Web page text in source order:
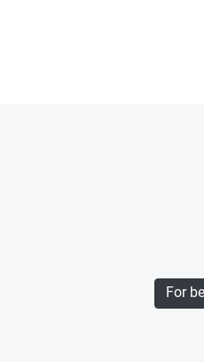
For